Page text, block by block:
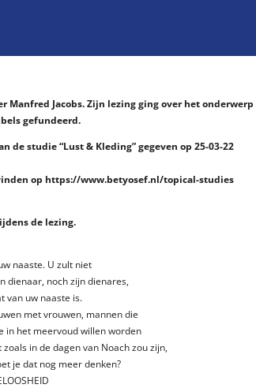
Manfred Jacobs. Zijn lezing ging over het
gefundeerd.
de studie “Lust & Kleding” gegeven op 25-03-22
op https://www.betyosef.nl/topical-studies
de lezing.
naaste. U zult niet
dienaar, noch zijn dienares,
van uw naaste is.
met vrouwen, mannen die
in het meervoud willen worden
in de dagen van Noach zou zijn,
je dat nog meer denken?